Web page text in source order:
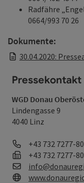
Radfähre
0664/993 70 26
Dokumente:
30.04.2020:
Pressekontakt
WGD Donau
Lindengasse 9
4040 Linz
Telefon
+43 732 7277-
Fax
+43 732 7277-
E-Mail
Web